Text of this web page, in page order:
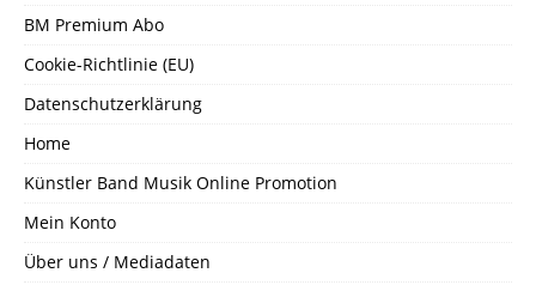
BM Premium Abo
Cookie-Richtlinie (EU)
Datenschutzerklärung
Home
Künstler Band Musik Online Promotion
Mein Konto
Über uns / Mediadaten